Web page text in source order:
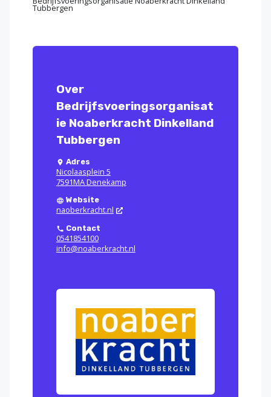
Tubbergen
Over
Bedrijfsvoeringsorganisat
ie Noaberkracht Dinkelland
Tubbergen
Adres
Nicolaasplein 5
7591MA Denekamp
Website
naoberkracht.nl
Contact
0541854100
info@noaberkracht.nl